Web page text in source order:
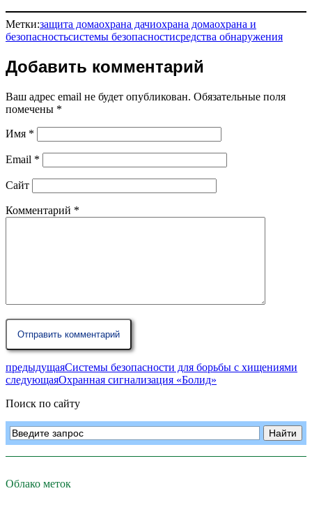
Метки:защита домаохрана дачиохрана домаохрана и
безопасностьсистемы безопасностисредства обнаружения
Добавить комментарий
Ваш адрес email не будет опубликован. Обязательные поля
помечены *
Имя *
Email *
Сайт
Комментарий *
предыдущаяCистемы безопасности для борьбы с хищениями
следующаяОхранная сигнализация «Болид»
Поиск по сайту
Облако меток